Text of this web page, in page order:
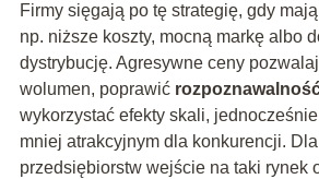
Firmy sięgają po tę strategię, gdy
np. niższe koszty, mocną markę albo
dystrybucję. Agresywne ceny
wolumen, poprawić
wykorzystać efekty skali,
mniej atrakcyjnym dla konkurencji.
przedsiębiorstw wejście na taki rynek